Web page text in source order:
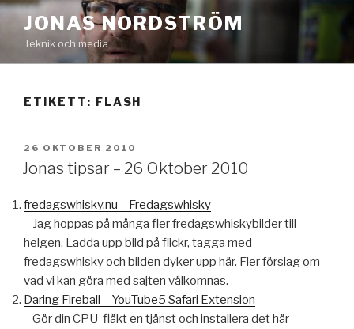
Hoppa
innehåll
JONAS NORDSTRÖM
Teknik och media
ETIKETT: FLASH
PUBLICERAT
26 OKTOBER 2010
Jonas tipsar – 26 Oktober 2010
fredagswhisky.nu – Fredagswhisky
– Jag hoppas på många fler fredagswhiskybilder till
helgen. Ladda upp bild på flickr, tagga med
fredagswhisky och bilden dyker upp här. Fler förslag om
vad vi kan göra med sajten välkomnas.
Daring Fireball – YouTube5 Safari Extension
– Gör din CPU-fläkt en tjänst och installera det här